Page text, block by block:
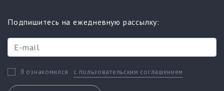
Подпишитесь на ежедневную рассылку:
Я ознакомился с пользовательским соглашением